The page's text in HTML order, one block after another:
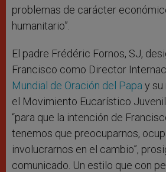
problemas de carácter
humanitario”.
El padre Frédéric Fornos, SJ,
Francisco como Director
Mundial de Oración del Papa y su
el Movimiento Eucarístico
“para que la intención de
tenemos que preocuparnos,
involucrarnos en el cambio”,
comunicado. Un estilo que con